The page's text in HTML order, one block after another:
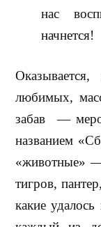
нас
начнется!
любимых,
забав
—
названием
«животные»
тигров,
какие